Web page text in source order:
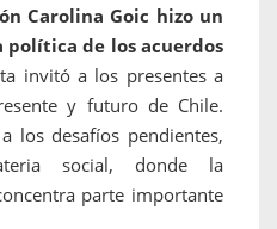
Carolina Goic hizo un
de los acuerdos
invitó a los presentes a
y futuro de Chile.
los desafíos pendientes,
social, donde la
parte importante